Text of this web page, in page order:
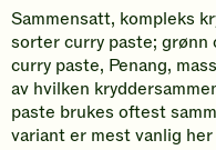
Sammensatt, kompleks
sorter curry paste; grønn
curry paste, Penang,
av hvilken
paste brukes oftest
variant er mest vanlig